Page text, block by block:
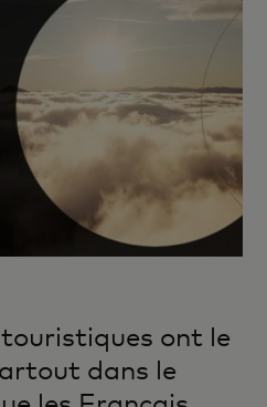
touristiques ont le
dans le